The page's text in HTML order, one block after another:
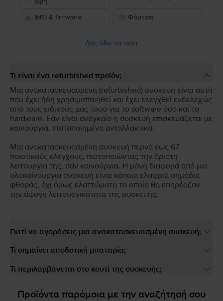
IMEI & firmware Φόρτιση
Δες όλα τα τεστ
Τι είναι ένα refurbished προϊόν;
Μια ανακατασκευασμένη (refurbished) συσκευή είναι αυτή
που έχει ήδη χρησιμοποιηθεί και έχει ελεγχθεί ενδελεχώς
από τους ειδικούς μας τόσο για το software όσο και το
hardware. Εάν είναι αναγκαίο η συσκευή επισκευάζεται με
καινούργια, πιστοποιημένα ανταλλακτικά.
Μια ανακατασκευασμένη συσκευή περνά έως 67
ποιοτικούς ελέγχους, πιστοποιώντας την άριστη
λειτουργία της, σαν καινούργια. Η μόνη διαφορά από μια
ολοκαίνουργια συσκευή είναι κάποια ελαφριά σημάδια
φθοράς, όχι όμως ελαττώματα τα οποία θα επηρέαζαν
την άψογη λειτουργικότητα της συσκευής.
Γιατί να αγοράσεις μια ανακατασκευασμένη συσκευή;
Τι σημαίνει αποδοτική μπαταρία;
Τι περιλαμβάνεται στο κουτί της συσκευής;
Προϊόντα παρόμοια με την αναζήτησή σου